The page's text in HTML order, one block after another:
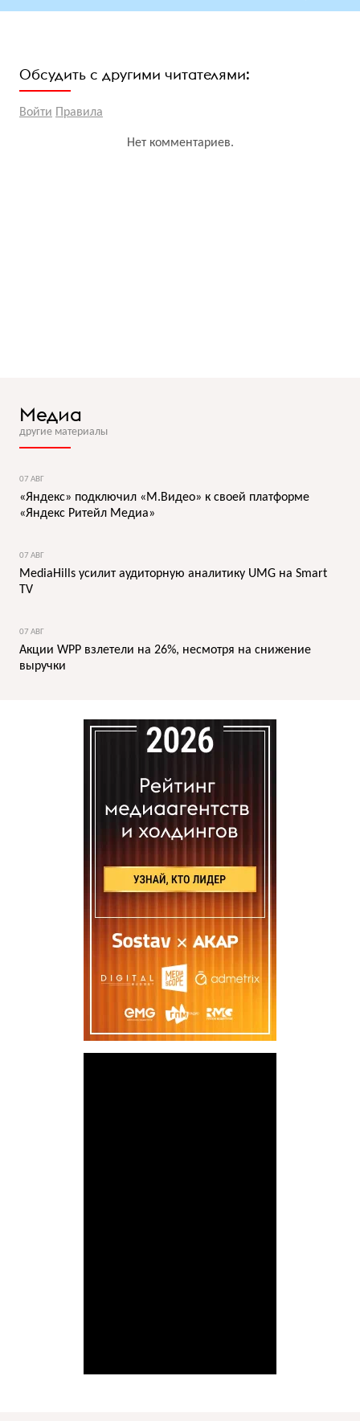
Обсудить с другими читателями:
Войти Правила
Нет комментариев.
Медиа
другие материалы
07 АВГ
«Яндекс» подключил «М.Видео» к своей платформе
«Яндекс Ритейл Медиа»
07 АВГ
MediaHills усилит аудиторную аналитику UMG на Smart
TV
07 АВГ
Акции WPP взлетели на 26%, несмотря на снижение
выручки